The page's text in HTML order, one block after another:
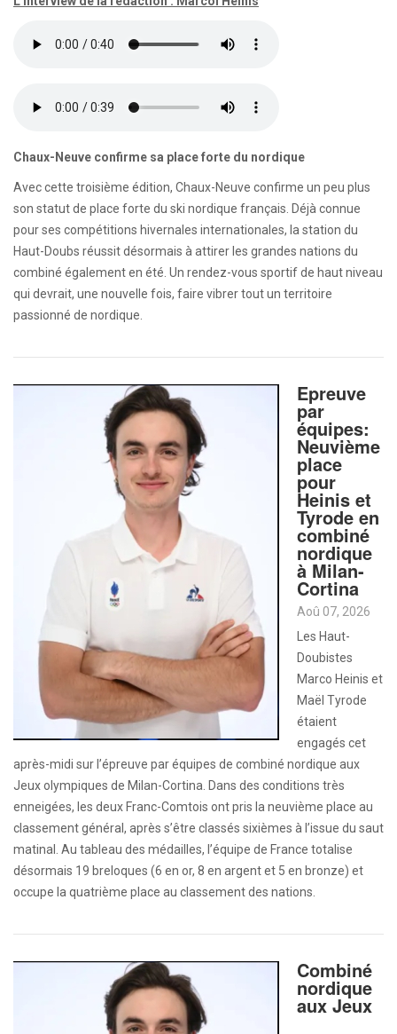
Chaux-Neuve confirme sa place forte du nordique
Avec cette troisième édition, Chaux-Neuve confirme un peu plus
son statut de place forte du ski nordique français. Déjà connue
pour ses compétitions hivernales internationales, la station du
Haut-Doubs réussit désormais à attirer les grandes nations du
combiné également en été. Un rendez-vous sportif de haut niveau
qui devrait, une nouvelle fois, faire vibrer tout un territoire
passionné de nordique.
Epreuve
par
équipes:
Neuvième
place
pour
Heinis et
Tyrode en
combiné
nordique
à Milan-
Cortina
Aoû 07, 2026
Les Haut-
Doubistes
Marco Heinis et
Maël Tyrode
étaient
engagés cet
après-midi sur l’épreuve par équipes de combiné nordique aux
Jeux olympiques de Milan-Cortina. Dans des conditions très
enneigées, les deux Franc-Comtois ont pris la neuvième place au
classement général, après s’être classés sixièmes à l’issue du saut
matinal. Au tableau des médailles, l’équipe de France totalise
désormais 19 breloques (6 en or, 8 en argent et 5 en bronze) et
occupe la quatrième place au classement des nations.
Combiné
nordique
aux Jeux